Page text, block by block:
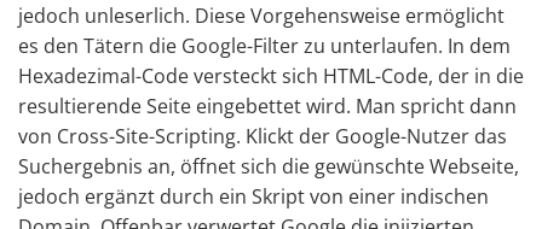
jedoch unleserlich. Diese Vorgehensweise ermöglicht
es den Tätern die Google-Filter zu unterlaufen. In dem
Hexadezimal-Code versteckt sich HTML-Code, der in die
resultierende Seite eingebettet wird. Man spricht dann
von Cross-Site-Scripting. Klickt der Google-Nutzer das
Suchergebnis an, öffnet sich die gewünschte Webseite,
jedoch ergänzt durch ein Skript von einer indischen